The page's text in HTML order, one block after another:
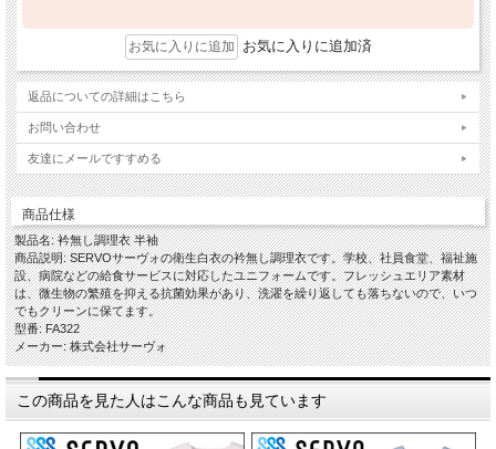
お気に入りに追加済
返品についての詳細はこちら
お問い合わせ
友達にメールですすめる
商品仕様
製品名: 衿無し調理衣 半袖
商品説明: SERVOサーヴォの衛生白衣の衿無し調理衣です。学校、社員食堂、福祉施
設、病院などの給食サービスに対応したユニフォームです。フレッシュエリア素材
は、微生物の繁殖を抑える抗菌効果があり、洗濯を繰り返しても落ちないので、いつ
でもクリーンに保てます。
型番: FA322
メーカー: 株式会社サーヴォ
この商品を見た人はこんな商品も見ています